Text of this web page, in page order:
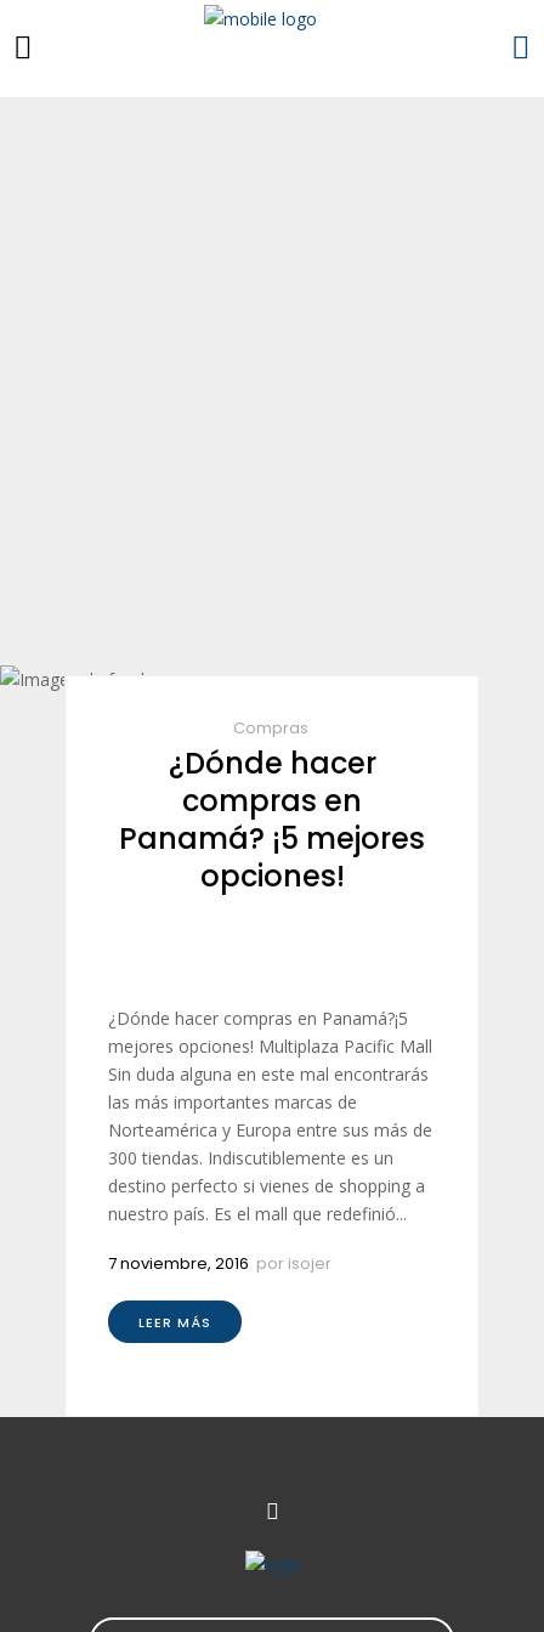
Compras
¿Dónde hacer
compras en
Panamá? ¡5 mejores
opciones!
¿Dónde hacer compras en Panamá?¡5
mejores opciones! Multiplaza Pacific Mall
Sin duda alguna en este mal encontrarás
las más importantes marcas de
Norteamérica y Europa entre sus más de
300 tiendas. Indiscutiblemente es un
destino perfecto si vienes de shopping a
nuestro país. Es el mall que redefinió...
7 noviembre, 2016 por isojer
LEER MÁS